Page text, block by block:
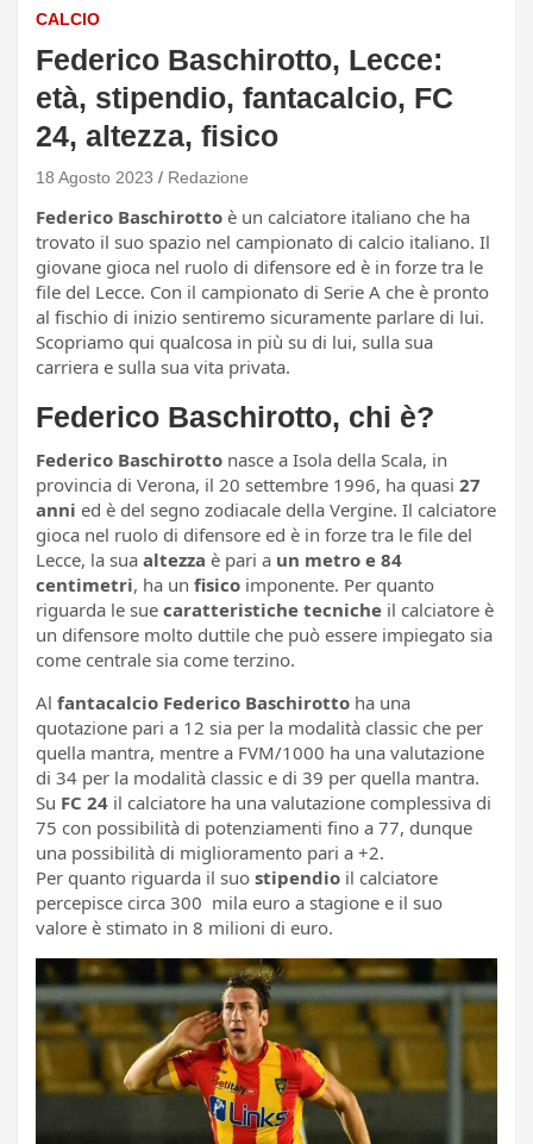
CALCIO
Federico Baschirotto, Lecce:
età, stipendio, fantacalcio, FC
24, altezza, fisico
18 Agosto 2023 Redazione
Federico Baschirotto è un calciatore italiano che ha
trovato il suo spazio nel campionato di calcio italiano. Il
giovane gioca nel ruolo di difensore ed è in forze tra le
file del Lecce. Con il campionato di Serie A che è pronto
al fischio di inizio sentiremo sicuramente parlare di lui.
Scopriamo qui qualcosa in più su di lui, sulla sua
carriera e sulla sua vita privata.
Federico Baschirotto, chi è?
Federico Baschirotto nasce a Isola della Scala, in
provincia di Verona, il 20 settembre 1996, ha quasi 27
anni ed è del segno zodiacale della Vergine. Il calciatore
gioca nel ruolo di difensore ed è in forze tra le file del
Lecce, la sua altezza è pari a un metro e 84
centimetri, ha un fisico imponente. Per quanto
riguarda le sue caratteristiche tecniche il calciatore è
un difensore molto duttile che può essere impiegato sia
come centrale sia come terzino.
Al fantacalcio Federico Baschirotto ha una
quotazione pari a 12 sia per la modalità classic che per
quella mantra, mentre a FVM/1000 ha una valutazione
di 34 per la modalità classic e di 39 per quella mantra.
Su FC 24 il calciatore ha una valutazione complessiva di
75 con possibilità di potenziamenti fino a 77, dunque
una possibilità di miglioramento pari a +2.
Per quanto riguarda il suo stipendio il calciatore
percepisce circa 300 mila euro a stagione e il suo
valore è stimato in 8 milioni di euro.